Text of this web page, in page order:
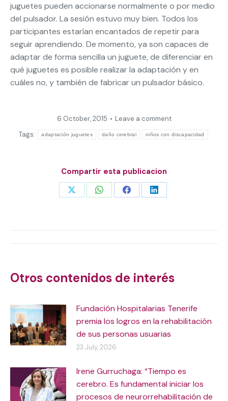
juguetes pueden accionarse normalmente o por medio
del pulsador. La sesión estuvo muy bien. Todos los
participantes estarían encantados de repetir para
seguir aprendiendo. De momento, ya son capaces de
adaptar de forma sencilla un juguete, de diferenciar en
qué juguetes es posible realizar la adaptación y en
cuáles no, y también de fabricar un pulsador básico.
6 October, 2015
Leave a comment
Tags:
adaptación juguetes daño cerebral niños con discapacidad
Compartir esta publicacion
Share Share Share Share
Otros contenidos de interés
Fundación Hospitalarias Tenerife
premia los logros en la rehabilitación
de sus personas usuarias
23 July, 2026
Irene Gurruchaga: “Tiempo es
cerebro. Es fundamental iniciar los
procesos de neurorrehabilitación de